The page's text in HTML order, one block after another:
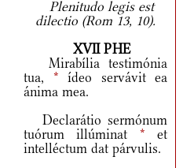
Plenitudo legis est
dilectio (Rom 13, 10).
XVII PHE
Mirabília testimónia
tua, * ídeo servávit ea
ánima mea.
Declarátio sermónum
tuórum illúminat * et
intelléctum dat párvulis.